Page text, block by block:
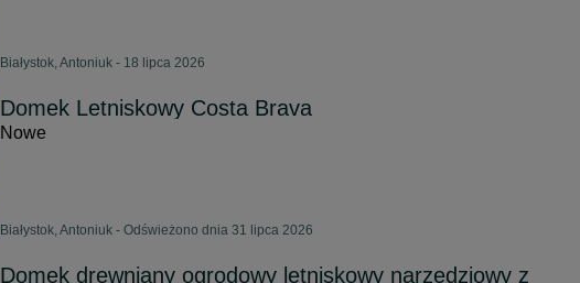
Białystok, Antoniuk - 18 lipca 2026
Domek Letniskowy Costa Brava
Nowe
Białystok, Antoniuk - Odświeżono dnia 31 lipca 2026
Domek drewniany ogrodowy letniskowy narzędziowy z